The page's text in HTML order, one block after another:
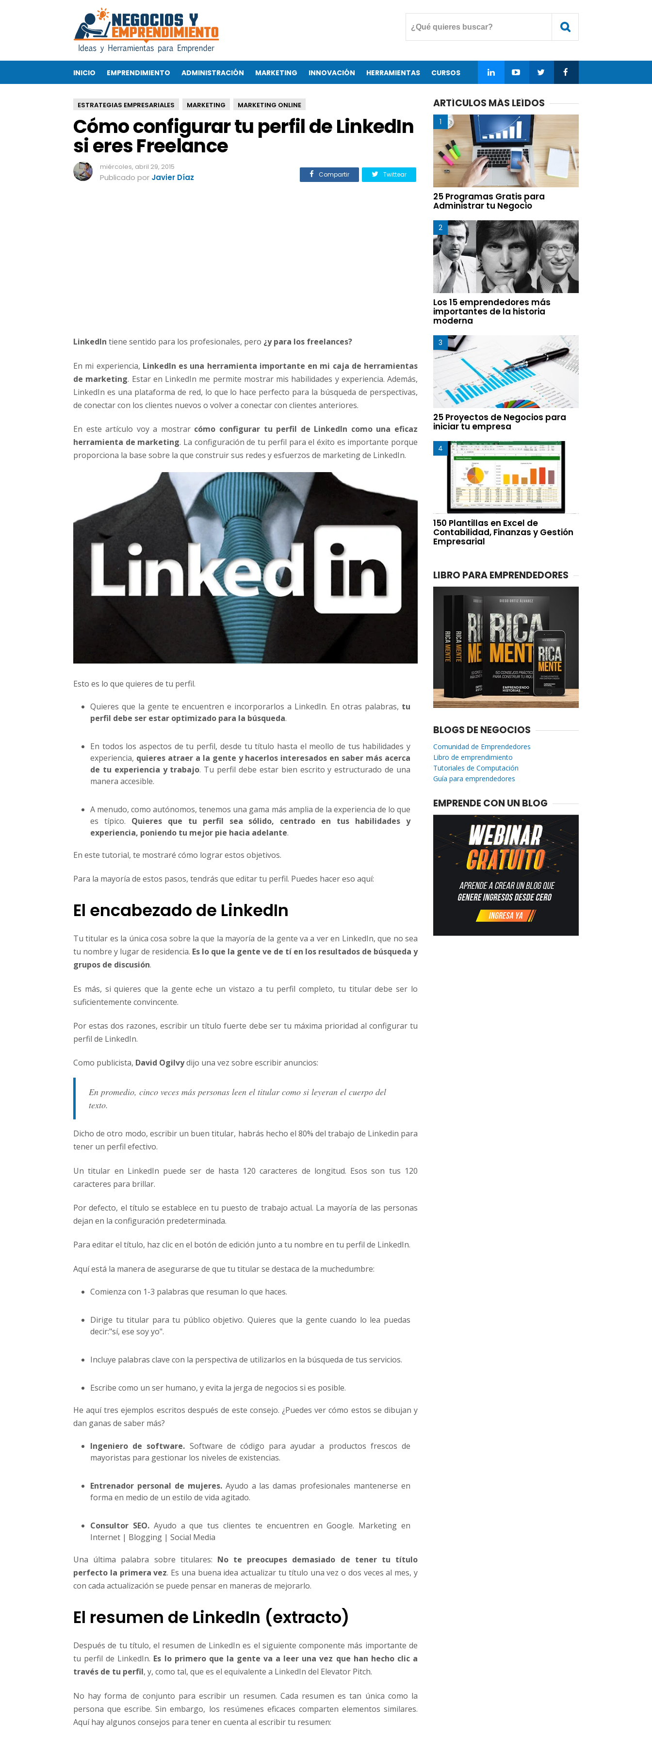
m
n
f
i
g
u
r
a
r
u
n
i
e
e
s
r
e
l
INICIO EMPRENDIMIENTO ADMINISTRACIÓN MARKETING INNOVACIÓN HERRAMIENTAS CURSOS
ESTRATEGIAS EMPRESARIALES MARKETING MARKETING ONLINE
Cómo configurar tu perfil de LinkedIn
si eres Freelance
miércoles, abril 29, 2015
Publicado por Javier Díaz Compartir Twittear
LinkedIn tiene sentido para los profesionales, pero ¿y para los freelances?
En mi experiencia, LinkedIn es una herramienta importante en mi caja de herramientas
de marketing. Estar en LinkedIn me permite mostrar mis habilidades y experiencia. Además,
LinkedIn es una plataforma de red, lo que lo hace perfecto para la búsqueda de perspectivas,
de conectar con los clientes nuevos o volver a conectar con clientes anteriores.
En este artículo voy a mostrar cómo configurar tu perfil de LinkedIn como una eficaz
herramienta de marketing. La configuración de tu perfil para el éxito es importante porque
proporciona la base sobre la que construir sus redes y esfuerzos de marketing de LinkedIn.
Esto es lo que quieres de tu perfil.
Quieres que la gente te encuentren e incorporarlos a LinkedIn. En otras palabras, tu
perfil debe ser estar optimizado para la búsqueda.
En todos los aspectos de tu perfil, desde tu título hasta el meollo de tus habilidades y
experiencia, quieres atraer a la gente y hacerlos interesados en saber más acerca
de tu experiencia y trabajo. Tu perfil debe estar bien escrito y estructurado de una
manera accesible.
A menudo, como autónomos, tenemos una gama más amplia de la experiencia de lo que
es típico. Quieres que tu perfil sea sólido, centrado en tus habilidades y
experiencia, poniendo tu mejor pie hacia adelante.
En este tutorial, te mostraré cómo lograr estos objetivos.
Para la mayoría de estos pasos, tendrás que editar tu perfil. Puedes hacer eso aquí:
El encabezado de LinkedIn
Tu titular es la única cosa sobre la que la mayoría de la gente va a ver en LinkedIn, que no sea
tu nombre y lugar de residencia. Es lo que la gente ve de tí en los resultados de búsqueda y
grupos de discusión.
Es más, si quieres que la gente eche un vistazo a tu perfil completo, tu titular debe ser lo
suficientemente convincente.
Por estas dos razones, escribir un título fuerte debe ser tu máxima prioridad al configurar tu
perfil de LinkedIn.
Como publicista, David Ogilvydijo una vez sobre escribir anuncios:
En promedio, cinco veces más personas leen el titular como si leyeran el cuerpo del
texto.
Dicho de otro modo, escribir un buen titular, habrás hecho el 80% del trabajo de Linkedin para
tener un perfil efectivo.
Un titular en LinkedIn puede ser de hasta 120 caracteres de longitud. Esos son tus 120
caracteres para brillar.
Por defecto, el título se establece en tu puesto de trabajo actual. La mayoría de las personas
dejan en la configuración predeterminada.
Para editar el título, haz clic en el botón de edición junto a tu nombre en tu perfil de LinkedIn.
Aquí está la manera de asegurarse de que tu titular se destaca de la muchedumbre:
Comienza con 1-3 palabras que resuman lo que haces.
Dirige tu titular para tu público objetivo. Quieres que la gente cuando lo lea puedas
decir:"sí, ese soy yo".
Incluye palabras clave con la perspectiva de utilizarlos en la búsqueda de tus servicios.
Escribe como un ser humano, y evita la jerga de negocios si es posible.
He aquí tres ejemplos escritos después de este consejo. ¿Puedes ver cómo estos se dibujan y
dan ganas de saber más?
Ingeniero de software. Software de código para ayudar a productos frescos de
mayoristas para gestionar los niveles de existencias.
Entrenador personal de mujeres.Ayudo a las damas profesionales mantenerse en
forma en medio de un estilo de vida agitado.
Consultor SEO.Ayudo a que tus clientes te encuentren en Google. Marketing en
Internet | Blogging | Social Media
Una última palabra sobre titulares: No te preocupes demasiado de tener tu título
perfecto la primera vez. Es una buena idea actualizar tu título una vez o dos veces al mes, y
con cada actualización se puede pensar en maneras de mejorarlo.
El resumen de LinkedIn (extracto)
Después de tu título, el resumen de LinkedIn es el siguiente componente más importante de
tu perfil de LinkedIn. Es lo primero que la gente va a leer una vez que han hecho clic a
través de tu perfil, y, como tal, que es el equivalente a LinkedIn del Elevator Pitch.
No hay forma de conjunto para escribir un resumen. Cada resumen es tan única como la
persona que escribe. Sin embargo, los resúmenes eficaces comparten elementos similares.
Aquí hay algunos consejos para tener en cuenta al escribir tu resumen:
ARTÍCULOS MÁS LEÍDOS
25 Programas Gratis para
Administrar tu Negocio
Los 15 emprendedores más
importantes de la historia
moderna
25 Proyectos de Negocios para
iniciar tu empresa
150 Plantillas en Excel de
Contabilidad, Finanzas y Gestión
Empresarial
LIBRO PARA EMPRENDEDORES
BLOGS DE NEGOCIOS
Comunidad de Emprendedores
Libro de emprendimiento
Tutoriales de Computación
Guía para emprendedores
EMPRENDE CON UN BLOG